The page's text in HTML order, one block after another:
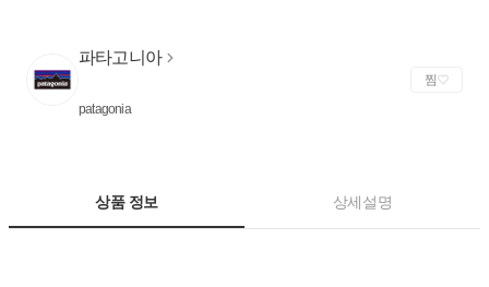
파타고니아
patagonia
찜
상품 정보 상세설명